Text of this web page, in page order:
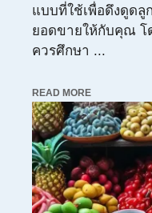
แบบที่ใช้เพื่อดึงดูดลู
ยอดขายให้กับคุณ โ
ควรศึกษา ...
READ MORE